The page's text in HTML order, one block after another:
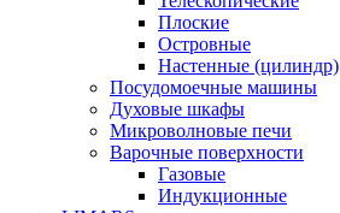
Плоские
Островные
Настенные (цилиндр)
Посудомоечные машины
Духовые шкафы
Микроволновые печи
Варочные поверхности
Газовые
Индукционные